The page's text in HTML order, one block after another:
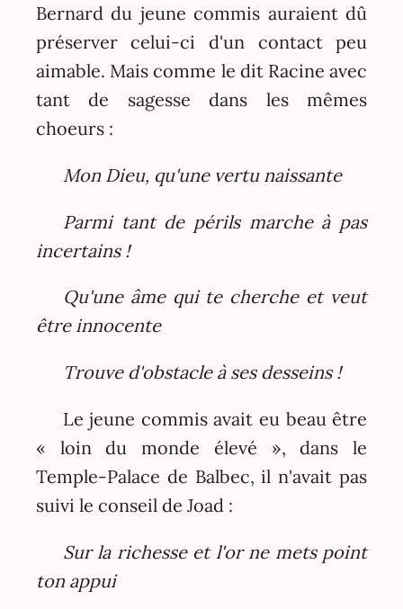
Bernard du jeune commis auraient dû
préserver celui-ci d'un contact peu
aimable. Mais comme le dit Racine avec
tant de sagesse dans les mêmes
choeurs :
Mon Dieu, qu'une vertu naissante
Parmi tant de périls marche à pas
incertains !
Qu'une âme qui te cherche et veut
être innocente
Trouve d'obstacle à ses desseins !
Le jeune commis avait eu beau être
« loin du monde élevé », dans le
Temple-Palace de Balbec, il n'avait pas
suivi le conseil de Joad :
Sur la richesse et l'or ne mets point
ton appui